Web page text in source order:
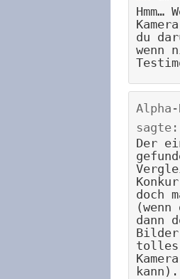
du
wenn
sagte:
Der
doch
dann
tolles
kann).